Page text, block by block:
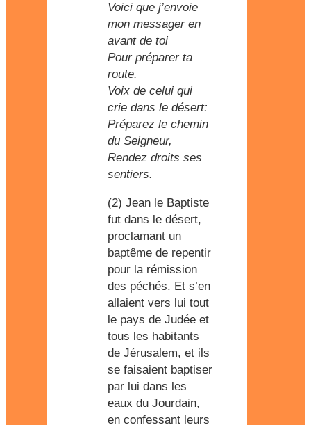
Voici que j’envoie
mon messager en
avant de toi
Pour préparer ta
route.
Voix de celui qui
crie dans le désert:
Préparez le chemin
du Seigneur,
Rendez droits ses
sentiers.
(2) Jean le Baptiste
fut dans le désert,
proclamant un
baptême de repentir
pour la rémission
des péchés. Et s’en
allaient vers lui tout
le pays de Judée et
tous les habitants
de Jérusalem, et ils
se faisaient baptiser
par lui dans les
eaux du Jourdain,
en confessant leurs